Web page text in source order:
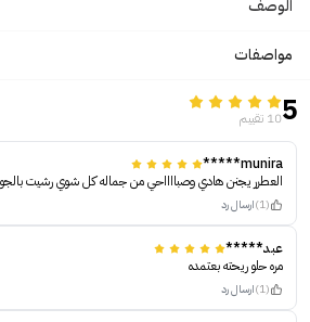
الوصف
مواصفات
510 تقييم
munira*****
العطرر يجنن هادي وصبااااحي من جماله كل شوي رشيت بالجو
(1) ارسال رد
عبد*****
مره حلو ريحته بعتمده
(1) ارسال رد